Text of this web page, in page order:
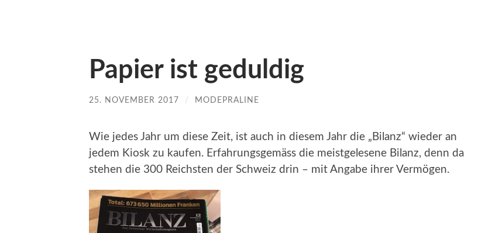
Papier ist geduldig
25. NOVEMBER 2017 / MODEPRALINE
Wie jedes Jahr um diese Zeit, ist auch in diesem Jahr die „Bilanz“ wieder an
jedem Kiosk zu kaufen. Erfahrungsgemäss die meistgelesene Bilanz, denn da
stehen die 300 Reichsten der Schweiz drin – mit Angabe ihrer Vermögen.